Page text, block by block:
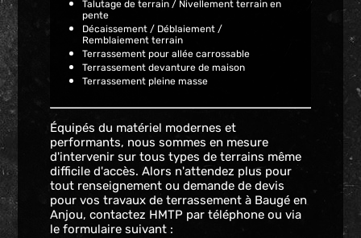
Talutage de terrain / Nivellement terrain en
pente
Décaissement / Déblaiement /
Remblaiement terrain
Terrassement pour allée carrossable
Terrassement devanture de maison
Terrassement pleine masse
Équipés du matériel modernes et
performants, nous sommes en mesure
d'intervenir sur tous types de terrains même
difficile d'accès. Alors n'attendez plus pour
tout renseignement ou demande de devis
pour vos travaux de terrassement à Baugé en
Anjou, contactez HMTP par téléphone ou via
le formulaire suivant :